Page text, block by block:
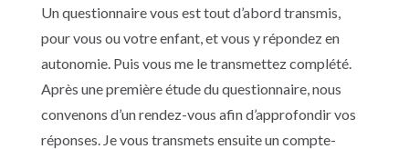
Un questionnaire vous est tout d’abord transmis,
pour vous ou votre enfant, et vous y répondez en
autonomie. Puis vous me le transmettez complété.
Après une première étude du questionnaire, nous
convenons d’un rendez-vous afin d’approfondir vos
réponses. Je vous transmets ensuite un compte-